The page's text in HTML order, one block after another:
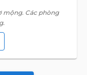
mộng. Các phòng